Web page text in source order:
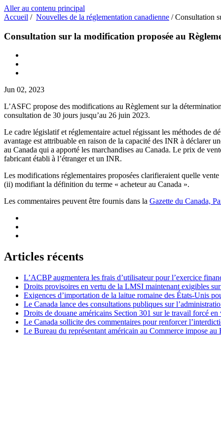
Aller au contenu principal
Accueil / Nouvelles de la réglementation canadienne /Consultation
Consultation sur la modification proposée au
Jun 02, 2023
L’ASFC propose des modifications au Règlement sur la
consultation de 30 jours jusqu’au 26 juin 2023.
Le cadre législatif et réglementaire actuel régissant les méthodes de
avantage est attribuable en raison de la capacité des INR à déclarer
au Canada qui a apporté les marchandises au Canada. Le prix de
fabricant établi à l’étranger et un INR.
Les modifications réglementaires proposées clarifieraient quelle
(ii) modifiant la définition du terme « acheteur au Canada ».
Les commentaires peuvent être fournis dans la Gazette du Canada,
Articles récents
L’ACBP augmentera les frais d’utilisateur pour l’exercice
Droits provisoires en vertu de la LMSI maintenant exigibles
Exigences d’importation de la laitue romaine des États-Unis
Le Canada lance des consultations publiques sur
Droits de douane américains Section 301 sur le travail forcé
Le Canada sollicite des commentaires pour renforcer
Le Bureau du représentant américain au Commerce impose